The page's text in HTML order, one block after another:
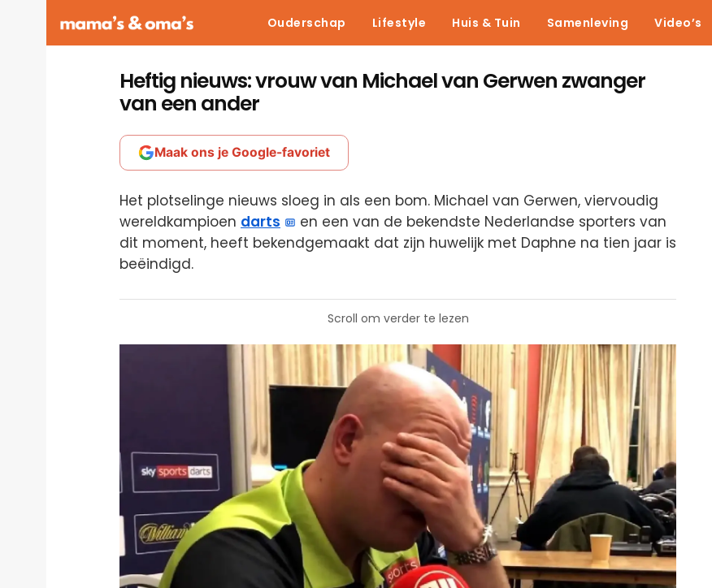
Ouderschap Lifestyle Huis & Tuin Samenleving Video’s
Heftig nieuws: vrouw van Michael van Gerwen zwanger
van een ander
Maak ons je Google-favoriet
Het plotselinge nieuws sloeg in als een bom. Michael van Gerwen, viervoudig
wereldkampioen darts
en een van de bekendste Nederlandse sporters van
dit moment, heeft bekendgemaakt dat zijn huwelijk met Daphne na tien jaar is
beëindigd.
Scroll om verder te lezen